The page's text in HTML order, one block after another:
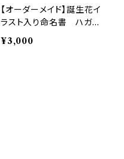
【オーダーメイド】誕生花イ
ラスト入り命名書 ハガキ
サイズ （フレームオプショ
ン有）
¥3,000